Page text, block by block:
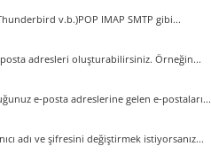
v.b.)POP IMAP SMTP gibi...
posta adresleri oluşturabilirsiniz. Örneğin...
e-posta adreslerine gelen e-postaları...
adı ve şifresini değiştirmek istiyorsanız...